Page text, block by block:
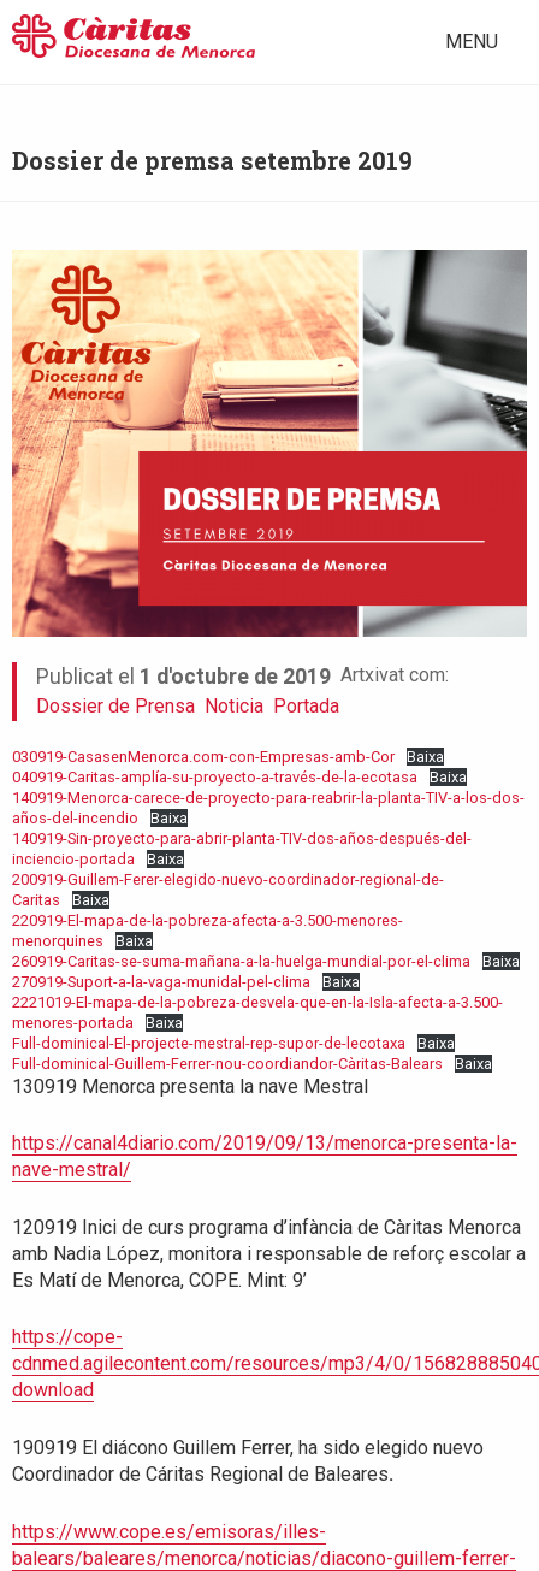
MENU
Dossier de premsa setembre 2019
Publicat el 1 d'octubre de 2019 Artxivat com:
Dossier de Prensa Noticia Portada
030919-CasasenMenorca.com-con-Empresas-amb-Cor
Baixa
040919-Caritas-amplía-su-proyecto-a-través-de-la-ecotasa
Baixa
140919-Menorca-carece-de-proyecto-para-reabrir-la-planta-TIV-a-los-dos-
años-del-incendio
Baixa
140919-Sin-proyecto-para-abrir-planta-TIV-dos-años-después-del-
inciencio-portada
Baixa
200919-Guillem-Ferer-elegido-nuevo-coordinador-regional-de-
Caritas
Baixa
220919-El-mapa-de-la-pobreza-afecta-a-3.500-menores-
menorquines
Baixa
260919-Caritas-se-suma-mañana-a-la-huelga-mundial-por-el-clima
Baixa
270919-Suport-a-la-vaga-munidal-pel-clima
Baixa
2221019-El-mapa-de-la-pobreza-desvela-que-en-la-Isla-afecta-a-3.500-
menores-portada
Baixa
Full-dominical-El-projecte-mestral-rep-supor-de-lecotaxa
Baixa
Full-dominical-Guillem-Ferrer-nou-coordiandor-Càritas-Balears
Baixa
130919 Menorca presenta la nave Mestral
https://canal4diario.com/2019/09/13/menorca-presenta-la-
nave-mestral/
120919 Inici de curs programa d’infància de Càritas Menorca
amb Nadia López, monitora i responsable de reforç escolar a
Es Matí de Menorca, COPE. Mint: 9’
https://cope-
cdnmed.agilecontent.com/resources/mp3/4/0/
download
190919 El diácono Guillem Ferrer, ha sido elegido nuevo
Coordinador de Cáritas Regional de Baleares.
https://www.cope.es/emisoras/illes-
balears/baleares/menorca/noticias/diacono-guillem-ferrer-